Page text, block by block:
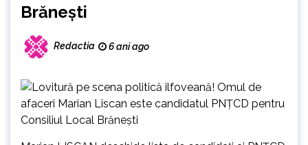
Brănești
Redactia 6 ani ago